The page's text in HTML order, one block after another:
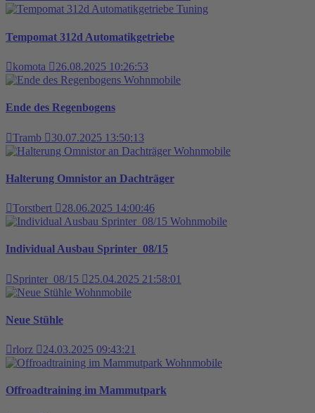
Tuning
Tempomat 312d Automatikgetriebe
komota
26.08.2025 10:26:53
Wohnmobile
Ende des Regenbogens
Tramb
30.07.2025 13:50:13
Wohnmobile
Halterung Omnistor an Dachträger
Torstbert
28.06.2025 14:00:46
Wohnmobile
Individual Ausbau Sprinter_08/15
Sprinter_08/15
25.04.2025 21:58:01
Wohnmobile
Neue Stühle
rlorz
24.03.2025 09:43:21
Wohnmobile
Offroadtraining im Mammutpark